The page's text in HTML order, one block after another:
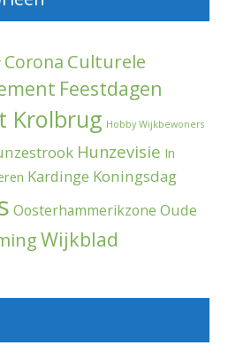
Corona Culturele
Feestdagen
Krolbrug Hobby Wijkbewoners
Hunzevisie In
Kardinge Koningsdag
Oosterhammerikzone Oude
Wijkblad